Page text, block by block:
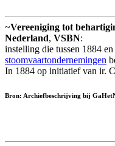
~Vereeniging tot
Nederland, VSBN:
instelling die tussen 1884
stoomvaartondernemingen
In 1884 op initiatief van ir.
Bron: Archiefbeschrijving bij